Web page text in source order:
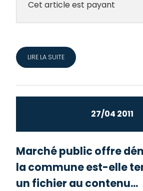
Cet article est payant
LIRE LA SUITE
27/04 2011
Marché public offre
la commune est-elle
un fichier au contenu...